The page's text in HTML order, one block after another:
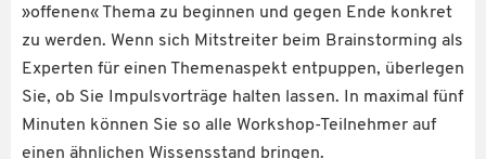
»offenen« Thema zu beginnen und gegen Ende konkret
zu werden. Wenn sich Mitstreiter beim Brainstorming als
Experten für einen Themenaspekt entpuppen, überlegen
Sie, ob Sie Impulsvorträge halten lassen. In maximal fünf
Minuten können Sie so alle Workshop-Teilnehmer auf
einen ähnlichen Wissensstand bringen.